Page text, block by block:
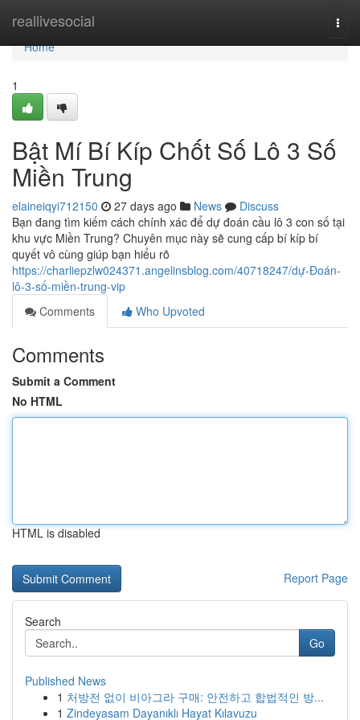
reallivesocial
Home
Home
1
Bật Mí Bí Kíp Chốt Số Lô 3 Số
Miền Trung
elaineiqyi712150 27 days ago News
Discuss
Bạn đang tìm kiếm cách chính xác để dự đoán cầu lô 3 con số tại
khu vực Miền Trung? Chuyên mục này sẽ cung cấp bí kíp bí
quyết vô cùng giúp bạn hiểu rõ
https://charliepzlw024371.angelinsblog.com/40718247/dự-Đoán-
lô-3-số-miền-trung-vip
Comments
Who Upvoted
Comments
Submit a Comment
No HTML
HTML is disabled
Report Page
Search
Go
Published News
1 처방전 없이 비아그라 구매: 안전하고 합법적인 방...
1 Zindeyasam Dayanıklı Hayat Kılavuzu